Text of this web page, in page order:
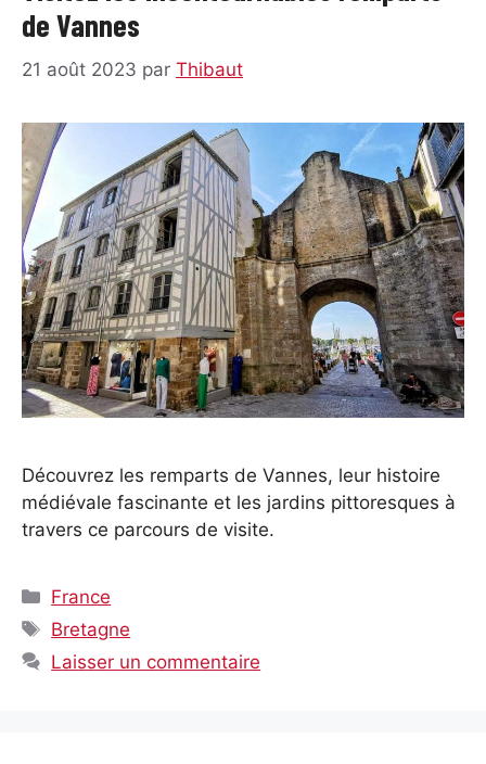
de Vannes
21 août 2023 par Thibaut
Découvrez les remparts de Vannes, leur histoire
médiévale fascinante et les jardins pittoresques à
travers ce parcours de visite.
Catégories
France
Étiquettes
Bretagne
Laisser un commentaire